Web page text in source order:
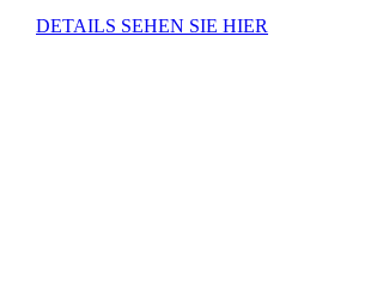
DETAILS SEHEN SIE HIER